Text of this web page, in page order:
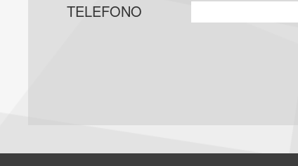
TELEFONO